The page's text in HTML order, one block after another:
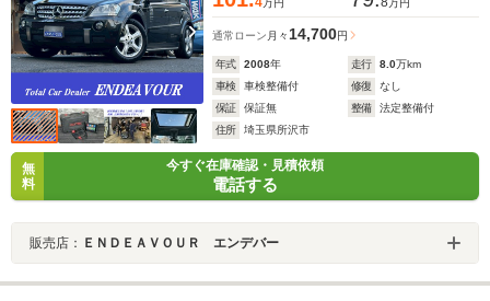
万円 万円
通常ローン 月々14,700円
年式 2008年 走行 8.0万km
車検
車検整備付 修復
なし
保証
保証無 整備
法定整備付
住所
埼玉県所沢市
無
料
今すぐ在庫確認・見積依頼
電話する
販売店： ＥＮＤＥＡＶＯＵＲ エンデバー